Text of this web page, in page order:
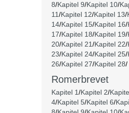
8/Kapitel 9/Kapitel 10/
11/Kapitel 12/Kapitel 13/
14/Kapitel 15/Kapitel 16/
17/Kapitel 18/Kapitel 19/
20/Kapitel 21/Kapitel 22/
23/Kapitel 24/Kapitel 25/
26/Kapitel 27/Kapitel 28/
Romerbrevet
Kapitel 1/Kapitel 2/
4/Kapitel 5/Kapitel 6/